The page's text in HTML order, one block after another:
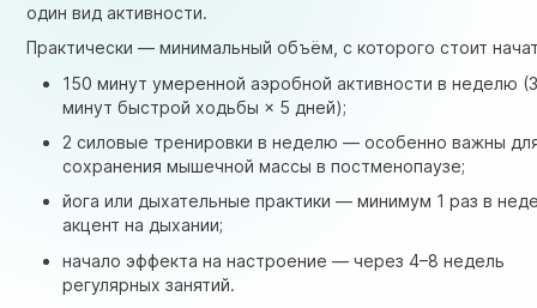
один вид активности.
Практически — минимальный объём, с которого стоит
150 минут умеренной аэробной активности в неделю
минут быстрой ходьбы × 5 дней);
2 силовые тренировки в неделю — особенно важны
сохранения мышечной массы в постменопаузе;
йога или дыхательные практики — минимум 1 раз в
акцент на дыхании;
начало эффекта на настроение — через 4–8 недель
регулярных занятий.